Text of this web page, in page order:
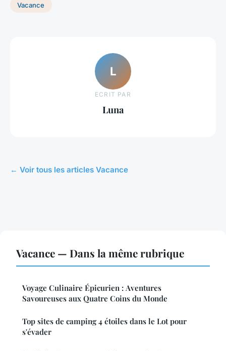
Vacance
L
ECRIT PAR
Luna
← Voir tous les articles Vacance
Vacance — Dans la même rubrique
Voyage Culinaire Épicurien : Aventures
Savoureuses aux Quatre Coins du Monde
Top sites de camping 4 étoiles dans le Lot pour
s'évader